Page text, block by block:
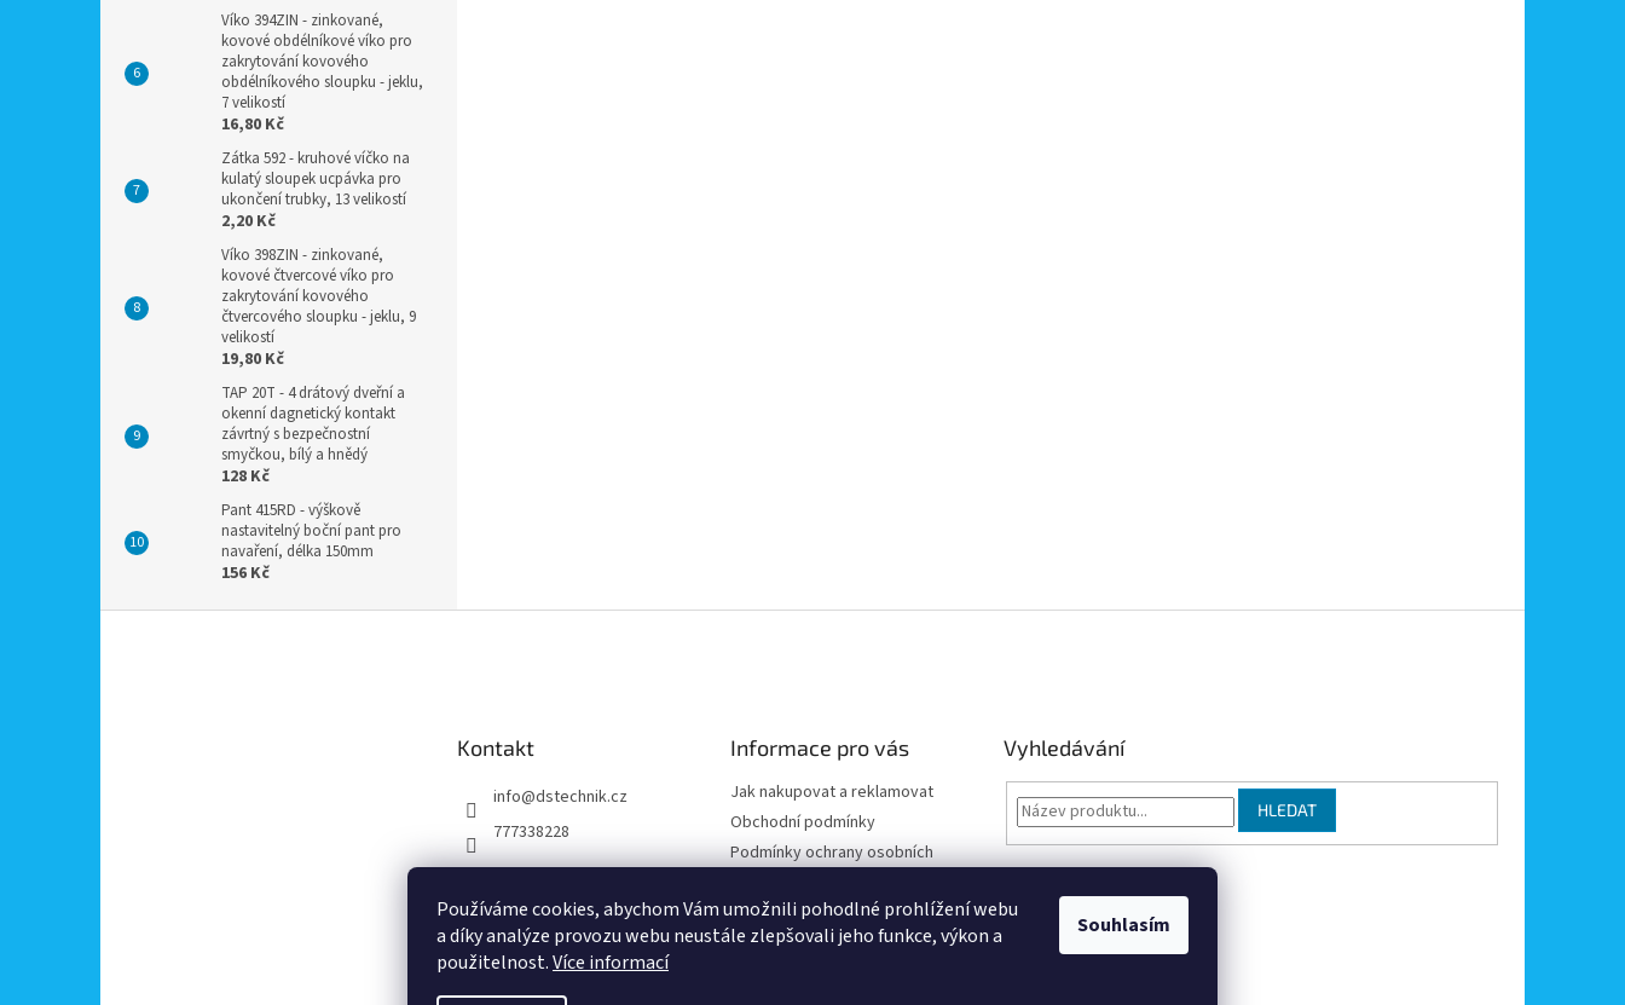
Používáme cookies, abychom Vám umožnili pohodlné prohlížení webu
a díky analýze provozu webu neustále zlepšovali jeho funkce, výkon a
použitelnost.Více informací
Souhlasím
Víko 394ZIN - zinkované,
kovové obdélníkové víko pro
zakrytování kovového
obdélníkového sloupku - jeklu,
7 velikostí
16,80 Kč
Zátka 592 - kruhové víčko na
kulatý sloupek ucpávka pro
ukončení trubky, 13 velikostí
2,20 Kč
Víko 398ZIN - zinkované,
kovové čtvercové víko pro
zakrytování kovového
čtvercového sloupku - jeklu, 9
velikostí
19,80 Kč
TAP 20T - 4 drátový dveřní a
okenní dagnetický kontakt
závrtný s bezpečnostní
smyčkou, bílý a hnědý
128 Kč
Pant 415RD - výškově
nastavitelný boční pant pro
navaření, délka 150mm
156 Kč
Kontakt
info@dstechnik.cz
777338228
Informace pro vás
Jak nakupovat a reklamovat
Obchodní podmínky
Podmínky ochrany osobních
Kontakty
Moje objednávka
Vyhledávání
HLEDAT